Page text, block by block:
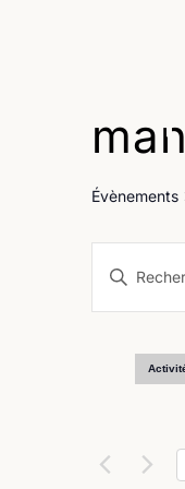
Évènements
et
Saisir
Évènements